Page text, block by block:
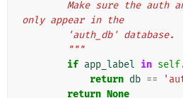
only appear in the
        'auth_db' database.
        """
if app_label in self
return db ==
return None